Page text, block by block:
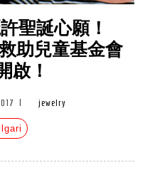
聖誕心願！
救助兒童基金會
啟！
jewelry